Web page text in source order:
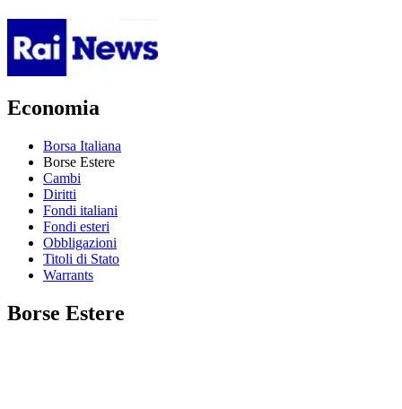
Economia
Borsa Italiana
Borse Estere
Cambi
Diritti
Fondi italiani
Fondi esteri
Obbligazioni
Titoli di Stato
Warrants
Borse Estere